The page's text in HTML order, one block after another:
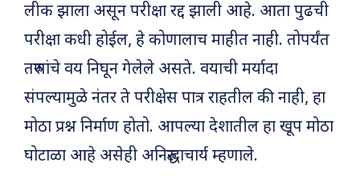
लीक झाला असून परीक्षा रद्द झाली आहे. आता पुढची
परीक्षा कधी होईल, हे कोणालाच माहीत नाही. तोपर्यंत
तरुणांचे वय निघून गेलेले असते. वयाची मर्यादा
संपल्यामुळे नंतर ते परीक्षेस पात्र राहतील की नाही, हा
मोठा प्रश्न निर्माण होतो. आपल्या देशातील हा खूप मोठा
घोटाळा आहे असेही अनिरुद्धाचार्य म्हणाले.